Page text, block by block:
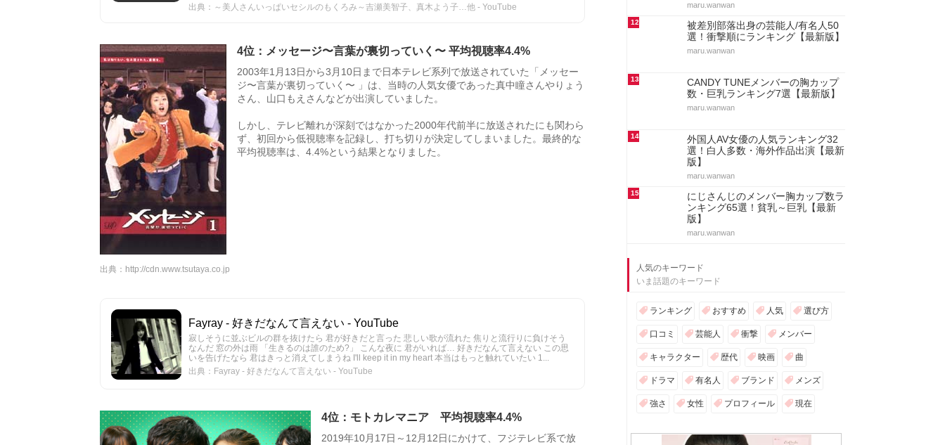
出典：～美人さんいっぱいセシルのもくろみ～吉瀬美智子、真木よう子…他 - YouTube
4位：メッセージ〜言葉が裏切っていく〜 平均視聴率4.4%
2003年1月13日から3月10日まで日本テレビ系列で放送されていた「メッセー
ジ〜言葉が裏切っていく〜 」は、当時の人気女優であった真中瞳さんやりょう
さん、山口もえさんなどが出演していました。
しかし、テレビ離れが深刻ではなかった2000年代前半に放送されたにも関わら
ず、初回から低視聴率を記録し、打ち切りが決定してしまいました。最終的な
平均視聴率は、4.4%という結果となりました。
出典： http://cdn.www.tsutaya.co.jp
Fayray - 好きだなんて言えない - YouTube
寂しそうに並ぶビルの群を抜けたら 君が好きだと言った 悲しい歌が流れた 焦りと流行りに負けそう
なんだ 窓の外は雨 「生きるのは誰のため?」 こんな夜に 君がいれば… 好きだなんて言えない この思
いを告げたなら 君はきっと消えてしまうね I'll keep it in my heart 本当はもっと触れていたい 1...
出典：Fayray - 好きだなんて言えない - YouTube
4位：モトカレマニア 平均視聴率4.4%
2019年10月17日～12月12日にかけて、フジテレビ系で放
maru.wanwan
12
被差別部落出身の芸能人/有名人50
選！衝撃順にランキング【最新版】
maru.wanwan
13
CANDY TUNEメンバーの胸カップ
数・巨乳ランキング7選【最新版】
maru.wanwan
14
外国人AV女優の人気ランキング32
選！白人多数・海外作品出演【最新
版】
maru.wanwan
15
にじさんじのメンバー胸カップ数ラ
ンキング65選！貧乳～巨乳【最新
版】
maru.wanwan
人気のキーワード
いま話題のキーワード
ランキング おすすめ 人気 選び方
口コミ 芸能人 衝撃 メンバー
キャラクター 歴代 映画 曲
ドラマ 有名人 ブランド メンズ
強さ 女性 プロフィール 現在